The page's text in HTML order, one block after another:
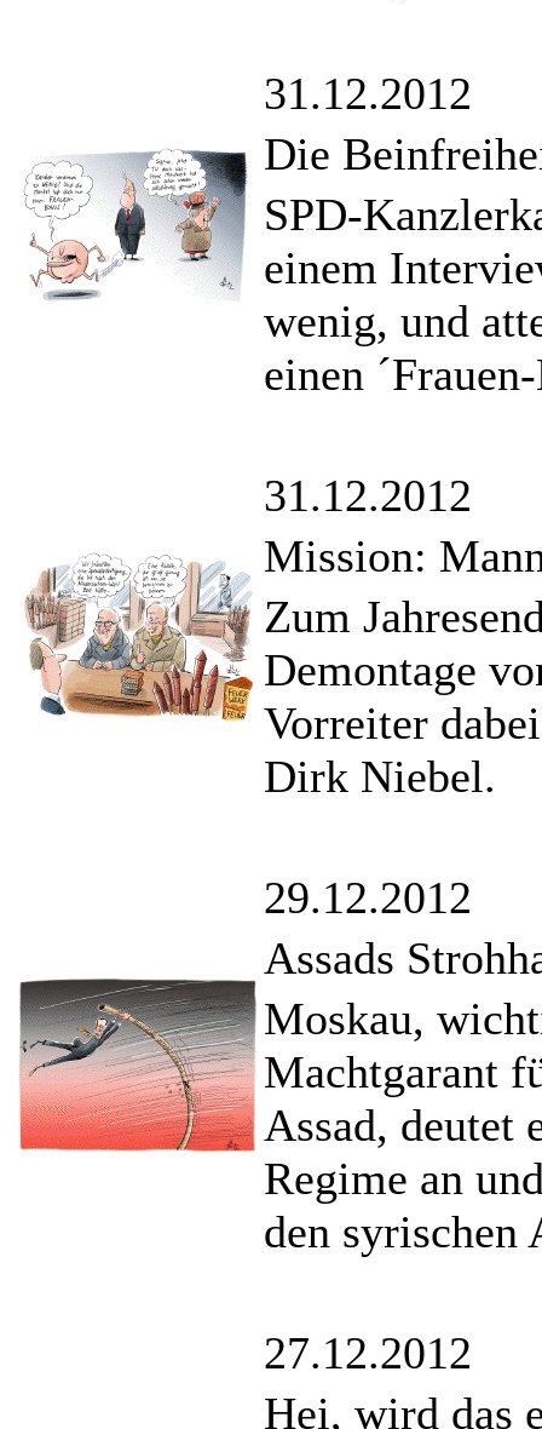
31.12.2012
Die
SPD-
einem
wenig, und
einen
31.12.2012
Mission:
Zum
Demontage
Vorreiter
Dirk Niebel.
29.12.2012
Assads
Moskau,
Machtgarant
Assad, deutet
Regime an
den syrischen
27.12.2012
Hei, wird das